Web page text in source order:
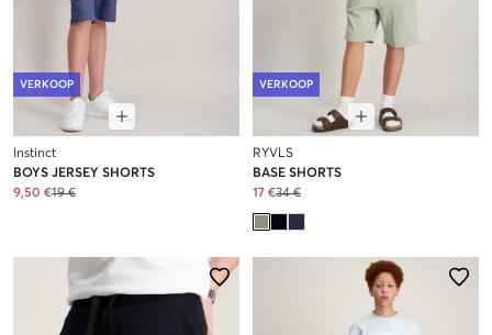
VERKOOP
Instinct
BOYS JERSEY SHORTS
9,50 €19 €
VERKOOP
RYVLS
BASE SHORTS
17 €34 €